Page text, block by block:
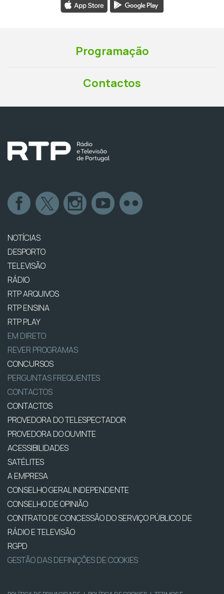
Programação
Contactos
NOTÍCIAS
DESPORTO
TELEVISÃO
RÁDIO
RTP ARQUIVOS
RTP ENSINA
RTP PLAY
EM DIRETO
REVER PROGRAMAS
CONCURSOS
PERGUNTAS FREQUENTES
CONTACTOS
CONTACTOS
PROVEDORA DO TELESPECTADOR
PROVEDORA DO OUVINTE
ACESSIBILIDADES
SATÉLITES
A EMPRESA
CONSELHO GERAL INDEPENDENTE
CONSELHO DE OPINIÃO
CONTRATO DE CONCESSÃO DO SERVIÇO PÚBLICO DE
RÁDIO E TELEVISÃO
RGPD
GESTÃO DAS DEFINIÇÕES DE COOKIES